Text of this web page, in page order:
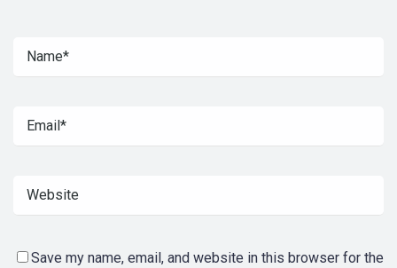
Save my name, email, and website in this browser for the